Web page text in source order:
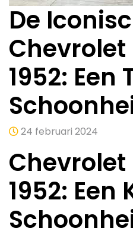
De
1952: Een
24 februari 2024
Chevrolet
1952: Een